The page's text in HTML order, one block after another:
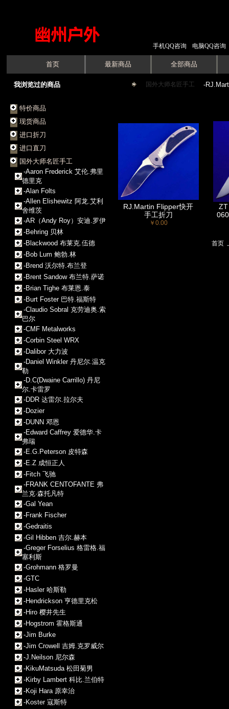
手机QQ咨询 电脑QQ咨询
首页 最新商品 全部商品
我浏览过的商品
特价商品
现货商品
进口折刀
进口直刀
国外大师名匠手工
-Aaron Frederick 艾伦.弗里
德里克
-Alan Folts
-Allen Elishewitz 阿龙.艾利
舍维茨
-AR（Andy Roy）安迪.罗伊
-Behring 贝林
-Blackwood 布莱克.伍德
-Bob Lum 鲍勃.林
-Brend 沃尔特.布兰登
-Brent Sandow 布兰特.萨诺
-Brian Tighe 布莱恩.泰
-Burt Foster 巴特.福斯特
-Claudio Sobral 克劳迪奥.索
巴尔
-CMF Metalworks
-Corbin Steel WRX
-Dalibor 大力波
-Daniel Winkler 丹尼尔.温克
勒
-D.C(Dwaine Carrillo) 丹尼
尔.卡雷罗
-DDR 达雷尔.拉尔夫
-Dozier
-DUNN 邓恩
-Edward Caffrey 爱德华.卡
弗瑞
-E.G.Peterson 皮特森
-E.Z 成恒正人
-Fitch 飞驰
-FRANK CENTOFANTE 弗
兰克·森托凡特
-Gal Yean
-Frank Fischer
-Gedraitis
-Gil Hibben 吉尔.赫本
-Greger Forselius 格雷格.福
塞利斯
-Grohmann 格罗曼
-GTC
-Hasler 哈斯勒
-Hendrickson 亨德里克松
-Hiro 樱井先生
-Hogstrom 霍格斯通
-Jim Burke
-Jim Crowell 吉姆.克罗威尔
-J.Neilson 尼尔森
-KikuMatsuda 松田菊男
-Kirby Lambert 科比.兰伯特
-Koji Hara 原幸治
-Koster 寇斯特
国外大师名匠手工 -
RJ.Martin Flipper快开
手工折刀
￥0.00
ZT
首页